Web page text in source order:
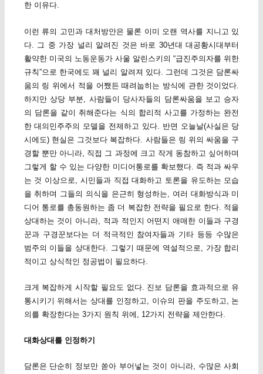
한 이유다.
이런 류의 고민과 대처방안은 물론 이미 오랜 역사를 지니고 있
다. 그 중 가장 널리 알려진 것은 바로 30년대 대공황시대부터
활약한 미국의 노동운동가 사울 알린스키의 “급진주의자를 위한
규칙”으로 한국에도 꽤 널리 알려져 있다. 그런데 그것은 담론싸
움의 링 위에서 적을 어쨌든 때려눕히는 방식에 관한 것이었다.
하지만 상당 부분, 사람들이 당사자들의 담론싸움을 보고 승자
의 담론을 같이 취해준다는 식의 합리적 사고를 가정하는 완전
한 대의민주주의 모델을 전제하고 있다. 반면 오늘날(사실은 당
시에도) 현실은 그것보다 복잡하다. 사람들은 링 위의 싸움을 구
경할 뿐만 아니라, 직접 그 과정에 크고 작게 동참하고 싶어하며
그렇게 할 수 있는 다양한 미디어통로를 확보했다. 즉 적과 싸우
는 것 이상으로, 시민들과 직접 대화하고 토론을 유도하는 모습
을 취하며 그들의 의식을 은근히 형성하는, 여러 대화방식과 미
디어 통로를 총동원하는 좀 더 복잡한 전략을 필요로 한다. 적을
상대하는 것이 아니라, 적과 적인지 어떤지 애매한 이들과 구경
꾼과 구경꾼보다는 더 적극적인 참여자들과 기타 등등 수많은
범주의 이들을 상대한다. 그렇기 때문에 역설적으로, 가장 합리
적이고 상식적인 정공법이 필요하다.
크게 복잡하게 시작할 필요도 없다. 진보 담론을 효과적으로 유
통시키기 위해서는 상대를 인정하고, 이슈의 판을 주도하고, 논
의를 확장한다는 3가지 원칙 위에, 12가지 전략을 제안한다.
대화상대를 인정하기
담론은 단순히 정보만 쏟아 부어넣는 것이 아니라, 수많은 사회